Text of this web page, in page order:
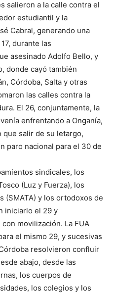
salieron a la calle contra el
estudiantil y la
Cabral, generando una
durante las
asesinado Adolfo Bello, y
donde cayó también
Córdoba, Salta y otras
las calles contra la
El 26, conjuntamente, la
enfrentando a Onganía,
que salir de su letargo,
paro nacional para el 30 de
sindicales, los
(Luz y Fuerza), los
(SMATA) y los ortodoxos de
iniciarlo el 29 y
movilización. La FUA
el mismo 29, y sucesivas
resolvieron confluir
abajo, desde las
los cuerpos de
los colegios y los